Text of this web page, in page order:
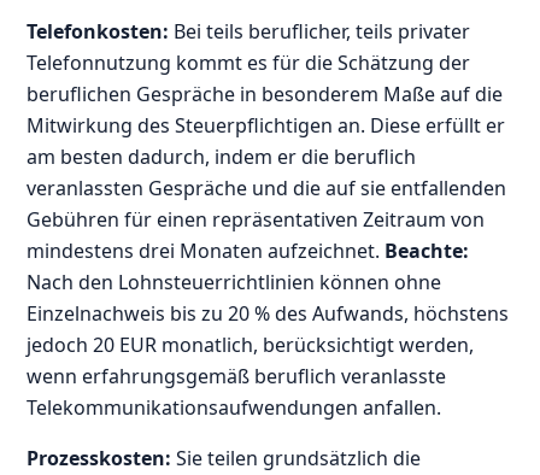
Telefonkosten: Bei teils beruflicher, teils privater
Telefonnutzung kommt es für die Schätzung der
beruflichen Gespräche in besonderem Maße auf die
Mitwirkung des Steuerpflichtigen an. Diese erfüllt er
am besten dadurch, indem er die beruflich
veranlassten Gespräche und die auf sie entfallenden
Gebühren für einen repräsentativen Zeitraum von
mindestens drei Monaten aufzeichnet. Beachte:
Nach den Lohnsteuerrichtlinien können ohne
Einzelnachweis bis zu 20 % des Aufwands, höchstens
jedoch 20 EUR monatlich, berücksichtigt werden,
wenn erfahrungsgemäß beruflich veranlasste
Telekommunikationsaufwendungen anfallen.
Prozesskosten: Sie teilen grundsätzlich die